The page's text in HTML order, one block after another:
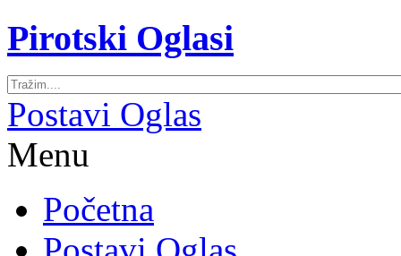
Pirotski Oglasi
Postavi Oglas
Menu
Početna